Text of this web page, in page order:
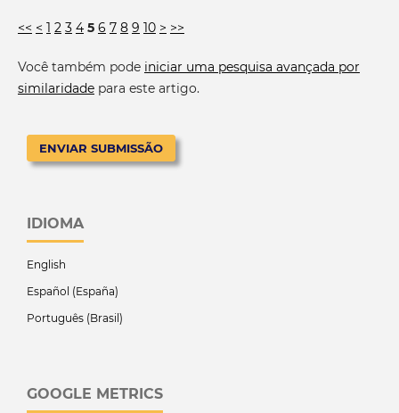
<< < 1 2 3 4 5 6 7 8 9 10 > >>
Você também pode iniciar uma pesquisa avançada por
similaridadepara este artigo.
ENVIAR SUBMISSÃO
IDIOMA
English
Español (España)
Português (Brasil)
GOOGLE METRICS